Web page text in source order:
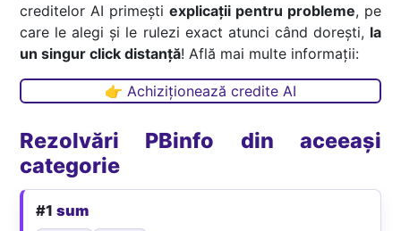
creditelor AI primești explicații pentru probleme, pe
care le alegi și le rulezi exact atunci când dorești, la
un singur click distanță! Află mai multe informații:
👉 Achiziționează credite AI
Rezolvări PBinfo din aceeași
categorie
#1sum